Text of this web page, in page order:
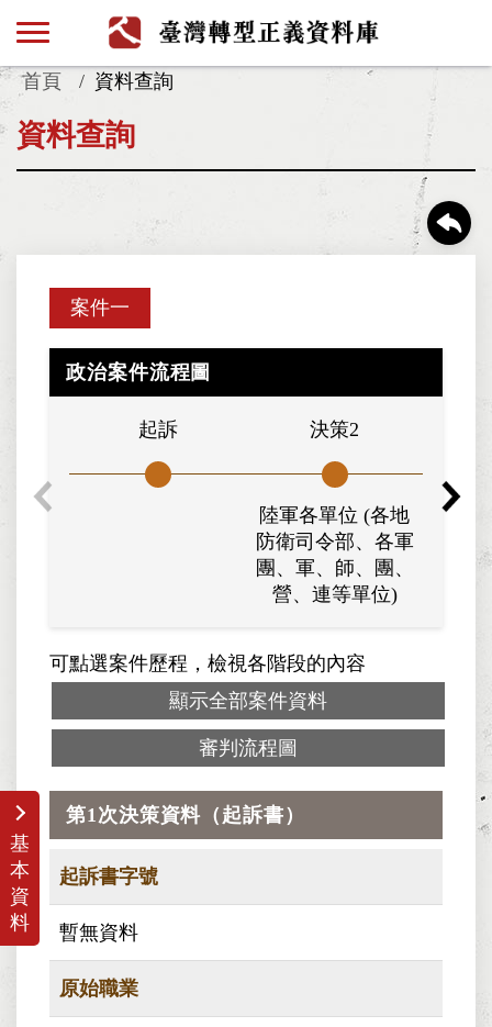
首頁 資料查詢
資料查詢
案件一
政治案件流程圖
起訴 決策2
陸軍各單位 (各地
防衛司令部、各軍
團、軍、師、團、
營、連等單位)
可點選案件歷程，檢視各階段的內容
顯示全部案件資料
審判流程圖
基
本
資
料
第1次決策資料（起訴書）
起訴書字號
暫無資料
原始職業